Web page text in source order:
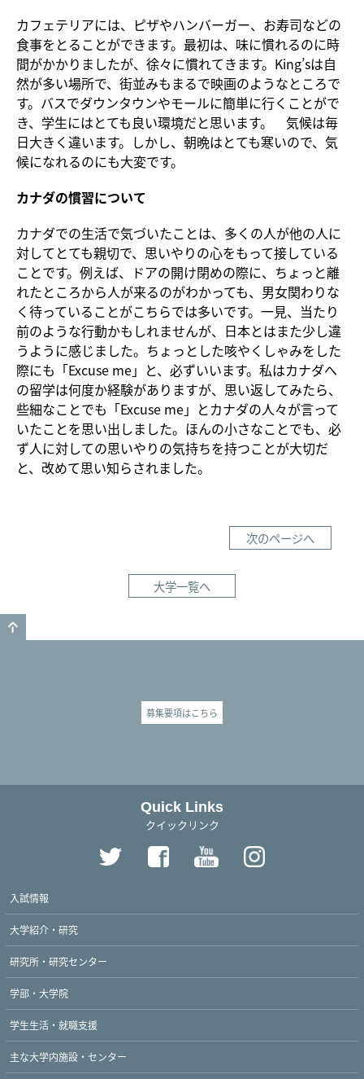
カフェテリアには、ピザやハンバーガー、お寿司などの
食事をとることができます。最初は、味に慣れるのに時
間がかかりましたが、徐々に慣れてきます。King’sは自
然が多い場所で、街並みもまるで映画のようなところで
す。バスでダウンタウンやモールに簡単に行くことがで
き、学生にはとても良い環境だと思います。 気候は毎
日大きく違います。しかし、朝晩はとても寒いので、気
候になれるのにも大変です。
カナダの慣習について
カナダでの生活で気づいたことは、多くの人が他の人に
対してとても親切で、思いやりの心をもって接している
ことです。例えば、ドアの開け閉めの際に、ちょっと離
れたところから人が来るのがわかっても、男女関わりな
く待っていることがこちらでは多いです。一見、当たり
前のような行動かもしれませんが、日本とはまた少し違
うように感じました。ちょっとした咳やくしゃみをした
際にも「Excuse me」と、必ずいいます。私はカナダへ
の留学は何度か経験がありますが、思い返してみたら、
些細なことでも「Excuse me」とカナダの人々が言って
いたことを思い出しました。ほんの小さなことでも、必
ず人に対しての思いやりの気持ちを持つことが大切だ
と、改めて思い知らされました。
次のページへ
大学一覧へ
募集要項はこちら
Quick Links
クイックリンク
入試情報
大学紹介・研究
研究所・研究センター
学部・大学院
学生生活・就職支援
主な大学内施設・センター